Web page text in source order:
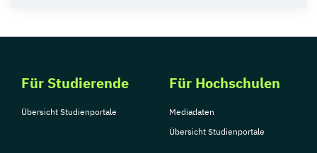
Für Studierende
Übersicht Studienportale
Für Hochschulen
Mediadaten
Übersicht Studienportale